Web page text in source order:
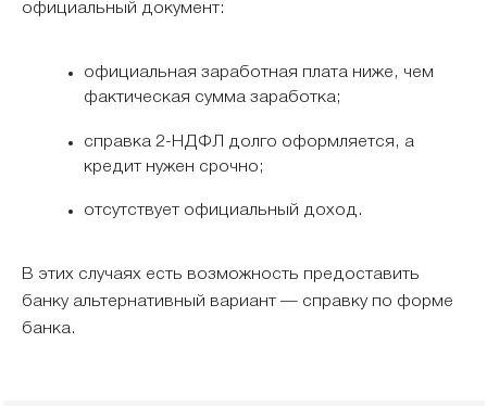
официальный документ:
официальная заработная плата ниже, чем
фактическая сумма заработка;
справка 2-НДФЛ долго оформляется, а
кредит нужен срочно;
отсутствует официальный доход.
В этих случаях есть возможность предоставить
банку альтернативный вариант — справку по форме
банка.